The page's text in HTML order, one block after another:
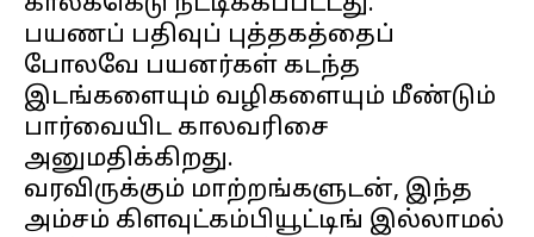
பயணப் பதிவுப் புத்தகத்தைப்
போலவே பயனர்கள் கடந்த
இடங்களையும் வழிகளையும் மீண்டும்
பார்வையிட காலவரிசை
அனுமதிக்கிறது.
வரவிருக்கும் மாற்றங்களுடன், இந்த
அம்சம் கிளவுட்கம்பியூட்டிங் இல்லாமல்